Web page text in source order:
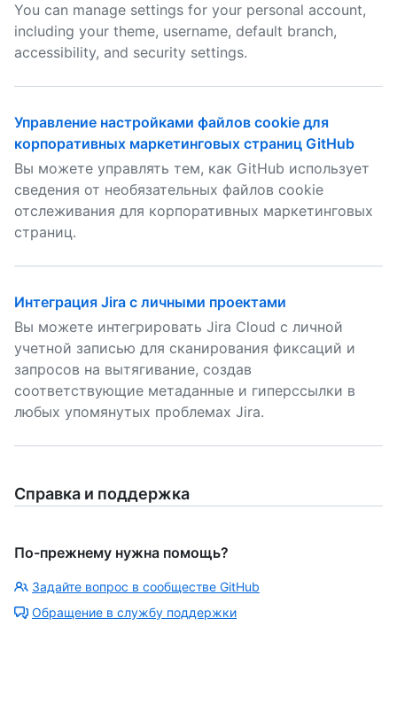
You can manage settings for your personal account,
including your theme, username, default branch,
accessibility, and security settings.
Управление настройками файлов cookie для
корпоративных маркетинговых страниц GitHub
Вы можете управлять тем, как GitHub использует
сведения от необязательных файлов cookie
отслеживания для корпоративных маркетинговых
страниц.
Интеграция Jira с личными проектами
Вы можете интегрировать Jira Cloud с личной
учетной записью для сканирования фиксаций и
запросов на вытягивание, создав
соответствующие метаданные и гиперссылки в
любых упомянутых проблемах Jira.
Справка и поддержка
По-прежнему нужна помощь?
Задайте вопрос в сообществе GitHub
Обращение в службу поддержки